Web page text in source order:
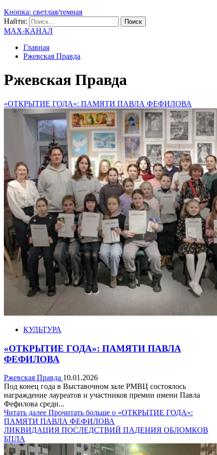
Кнопка: светлая/темная
Найти:
MAX-КАНАЛ
Главная
Ржевская Правда
Ржевская Правда
«ОТКРЫТИЕ ГОДА»: ПАМЯТИ ПАВЛА ФЕФИЛОВА
КУЛЬТУРА
«ОТКРЫТИЕ ГОДА»: ПАМЯТИ ПАВЛА
ФЕФИЛОВА
Ржевская Правда 10.01.2026
Под конец года в Выставочном зале РМВЦ состоялось
награждение лауреатов и участников премии имени Павла
Фефилова среди...
Читать далее Прочитать больше о «ОТКРЫТИЕ ГОДА»:
ПАМЯТИ ПАВЛА ФЕФИЛОВА
ЛИКВИДАЦИЯ ПОСЛЕДСТВИЙ ПАДЕНИЯ ОБЛОМКОВ
БПЛА